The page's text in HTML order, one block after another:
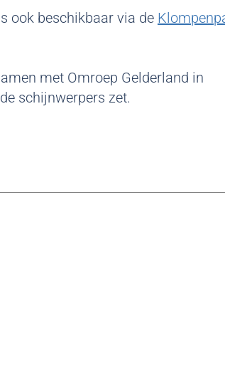
ook beschikbaar via de
met Omroep Gelderland in
schijnwerpers zet.